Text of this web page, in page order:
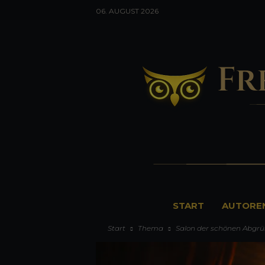
06. AUGUST 2026
START
Start Thema Salon der schönen